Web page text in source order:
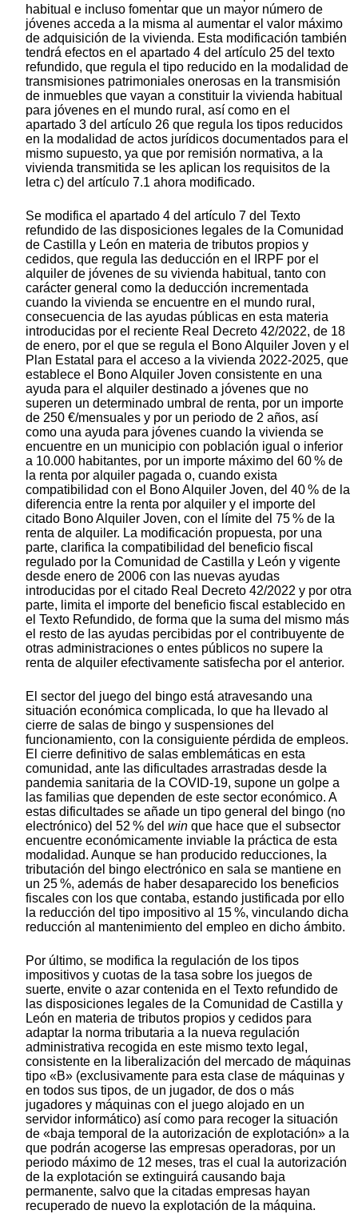
habitual e incluso fomentar que un mayor número de
jóvenes acceda a la misma al aumentar el valor máximo
de adquisición de la vivienda. Esta modificación también
tendrá efectos en el apartado 4 del artículo 25 del texto
refundido, que regula el tipo reducido en la modalidad de
transmisiones patrimoniales onerosas en la transmisión
de inmuebles que vayan a constituir la vivienda habitual
para jóvenes en el mundo rural, así como en el
apartado 3 del artículo 26 que regula los tipos reducidos
en la modalidad de actos jurídicos documentados para el
mismo supuesto, ya que por remisión normativa, a la
vivienda transmitida se les aplican los requisitos de la
letra c) del artículo 7.1 ahora modificado.
Se modifica el apartado 4 del artículo 7 del Texto
refundido de las disposiciones legales de la Comunidad
de Castilla y León en materia de tributos propios y
cedidos, que regula las deducción en el IRPF por el
alquiler de jóvenes de su vivienda habitual, tanto con
carácter general como la deducción incrementada
cuando la vivienda se encuentre en el mundo rural,
consecuencia de las ayudas públicas en esta materia
introducidas por el reciente Real Decreto 42/2022, de 18
de enero, por el que se regula el Bono Alquiler Joven y el
Plan Estatal para el acceso a la vivienda 2022-2025, que
establece el Bono Alquiler Joven consistente en una
ayuda para el alquiler destinado a jóvenes que no
superen un determinado umbral de renta, por un importe
de 250 €/mensuales y por un periodo de 2 años, así
como una ayuda para jóvenes cuando la vivienda se
encuentre en un municipio con población igual o inferior
a 10.000 habitantes, por un importe máximo del 60 % de
la renta por alquiler pagada o, cuando exista
compatibilidad con el Bono Alquiler Joven, del 40 % de la
diferencia entre la renta por alquiler y el importe del
citado Bono Alquiler Joven, con el límite del 75 % de la
renta de alquiler. La modificación propuesta, por una
parte, clarifica la compatibilidad del beneficio fiscal
regulado por la Comunidad de Castilla y León y vigente
desde enero de 2006 con las nuevas ayudas
introducidas por el citado Real Decreto 42/2022 y por otra
parte, limita el importe del beneficio fiscal establecido en
el Texto Refundido, de forma que la suma del mismo más
el resto de las ayudas percibidas por el contribuyente de
otras administraciones o entes públicos no supere la
renta de alquiler efectivamente satisfecha por el anterior.
El sector del juego del bingo está atravesando una
situación económica complicada, lo que ha llevado al
cierre de salas de bingo y suspensiones del
funcionamiento, con la consiguiente pérdida de empleos.
El cierre definitivo de salas emblemáticas en esta
comunidad, ante las dificultades arrastradas desde la
pandemia sanitaria de la COVID-19, supone un golpe a
las familias que dependen de este sector económico. A
estas dificultades se añade un tipo general del bingo (no
electrónico) del 52 % del win que hace que el subsector
encuentre económicamente inviable la práctica de esta
modalidad. Aunque se han producido reducciones, la
tributación del bingo electrónico en sala se mantiene en
un 25 %, además de haber desaparecido los beneficios
fiscales con los que contaba, estando justificada por ello
la reducción del tipo impositivo al 15 %, vinculando dicha
reducción al mantenimiento del empleo en dicho ámbito.
Por último, se modifica la regulación de los tipos
impositivos y cuotas de la tasa sobre los juegos de
suerte, envite o azar contenida en el Texto refundido de
las disposiciones legales de la Comunidad de Castilla y
León en materia de tributos propios y cedidos para
adaptar la norma tributaria a la nueva regulación
administrativa recogida en este mismo texto legal,
consistente en la liberalización del mercado de máquinas
tipo «B» (exclusivamente para esta clase de máquinas y
en todos sus tipos, de un jugador, de dos o más
jugadores y máquinas con el juego alojado en un
servidor informático) así como para recoger la situación
de «baja temporal de la autorización de explotación» a la
que podrán acogerse las empresas operadoras, por un
periodo máximo de 12 meses, tras el cual la autorización
de la explotación se extinguirá causando baja
permanente, salvo que la citadas empresas hayan
recuperado de nuevo la explotación de la máquina.